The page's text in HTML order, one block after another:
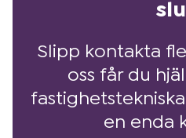
Slipp kontakta
oss får du
en enda